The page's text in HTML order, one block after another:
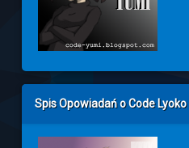
Spis Opowiadań o Code Lyoko